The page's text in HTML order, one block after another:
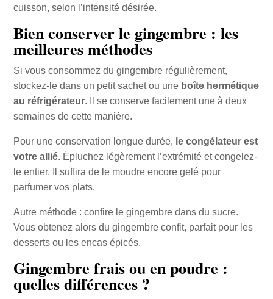
cuisson, selon l’intensité désirée.
Bien conserver le gingembre : les
meilleures méthodes
Si vous consommez du gingembre régulièrement,
stockez-le dans un petit sachet ou une boîte hermétique
au réfrigérateur. Il se conserve facilement une à deux
semaines de cette manière.
Pour une conservation longue durée, le congélateur est
votre allié. Épluchez légèrement l’extrémité et congelez-
le entier. Il suffira de le moudre encore gelé pour
parfumer vos plats.
Autre méthode : confire le gingembre dans du sucre.
Vous obtenez alors du gingembre confit, parfait pour les
desserts ou les encas épicés.
Gingembre frais ou en poudre :
quelles différences ?